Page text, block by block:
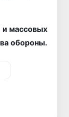
массовых
обороны.